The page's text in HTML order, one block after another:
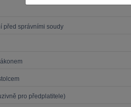
před správními soudy
pro předplatitele)
Kurzy lektora